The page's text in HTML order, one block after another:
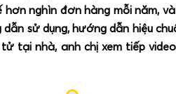
nghìn đơn hàng mỗi năm,
sử dụng, hướng dẫn hiệu
tại nhà, anh chị xem tiếp